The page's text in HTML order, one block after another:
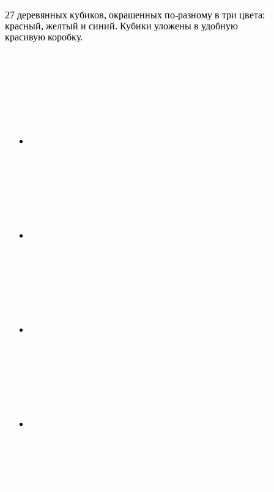
27 деревянных кубиков, окрашенных по-разному в три цвета:
красный, желтый и синий. Кубики уложены в удобную
красивую коробку.